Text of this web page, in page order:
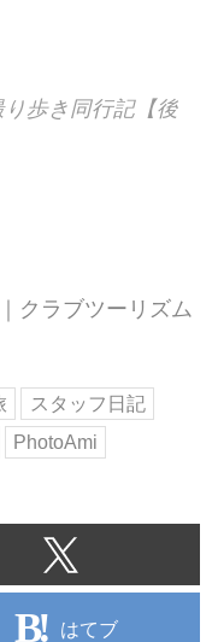
歩き同行記【後
クラブツーリズム
スタッフ日記
PhotoAmi
はてブ